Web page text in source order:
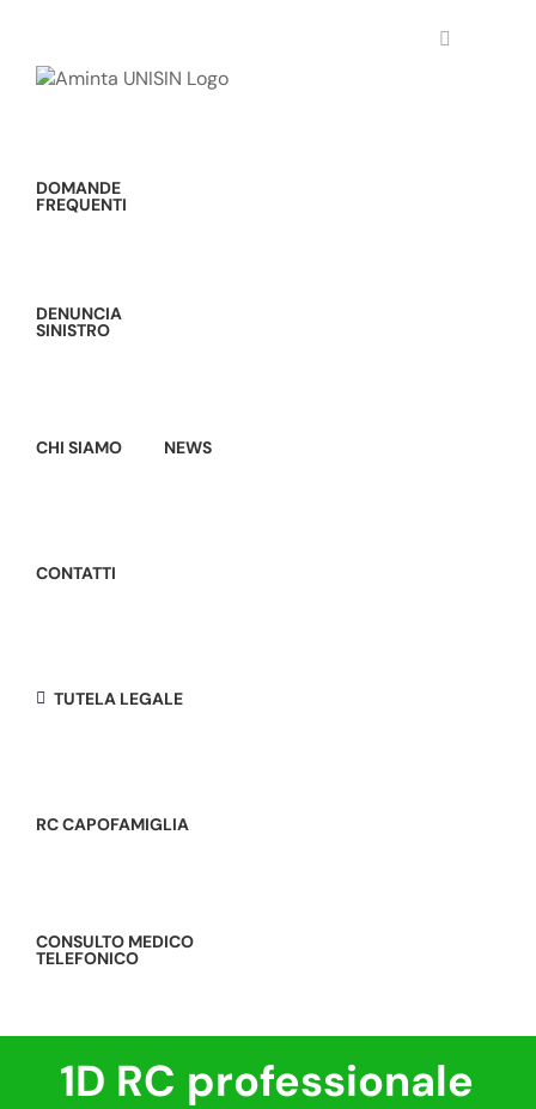
contenuto
DOMANDE
FREQUENTI
DENUNCIA
SINISTRO
CHI SIAMO NEWS
CONTATTI
TUTELA LEGALE
RC CAPOFAMIGLIA
CONSULTO MEDICO
TELEFONICO
1D RC professionale